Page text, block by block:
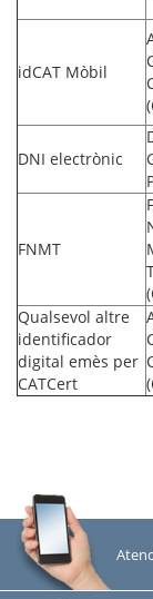
idCAT Mòbil
DNI electrònic
FNMT
Qualsevol altre
identificador
digital emès per
CATCert